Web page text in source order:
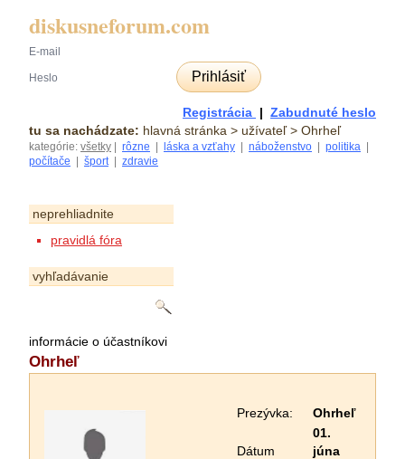
diskusneforum.com
Prihlásiť
Registrácia | Zabudnuté heslo
tu sa nachádzate: hlavná stránka > užívateľ > Ohrheľ
kategórie: všetky rôzne láska a vzťahy náboženstvo politika
počítače
šport| zdravie
neprehliadnite
pravidlá fóra
vyhľadávanie
informácie o účastníkovi
Ohrheľ
Prezývka: Ohrheľ
Dátum
01.
júna